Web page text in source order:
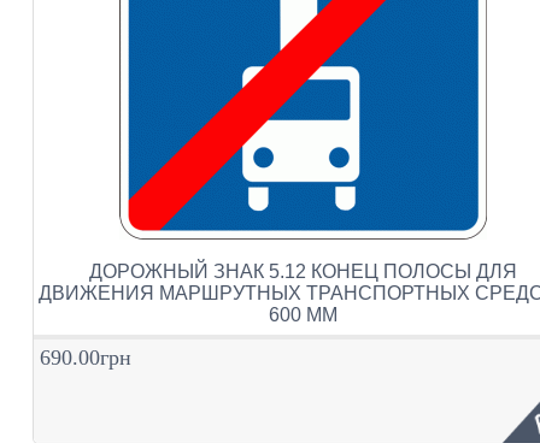
ДОРОЖНЫЙ ЗНАК 5.12 КОНЕЦ ПОЛОСЫ ДЛЯ
ДВИЖЕНИЯ МАРШРУТНЫХ ТРАНСПОРТНЫХ
600 ММ
690.00грн